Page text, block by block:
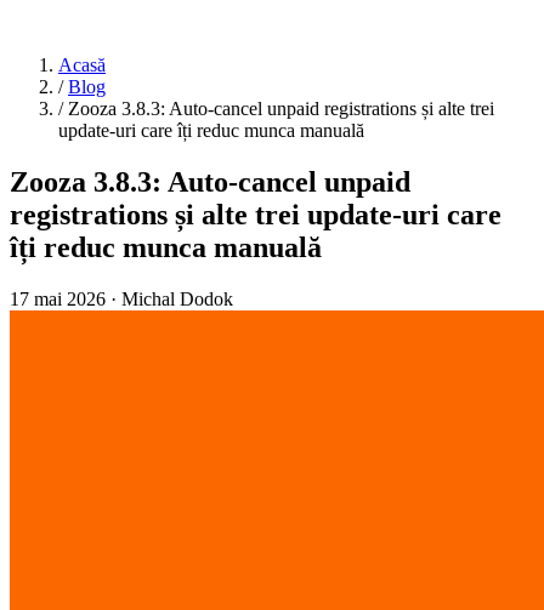
Acasă
/ Blog
/ Zooza 3.8.3: Auto-cancel unpaid registrations și alte trei
update-uri care îți reduc munca manuală
Zooza 3.8.3: Auto-cancel unpaid
registrations și alte trei update-uri care
îți reduc munca manuală
17 mai 2026 · Michal Dodok